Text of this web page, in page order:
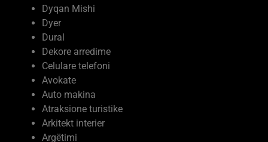
Dyer
Dural
Dekore arredime
Celulare telefoni
Avokate
Auto makina
Atraksione turistike
Arkitekt interier
Argëtimi